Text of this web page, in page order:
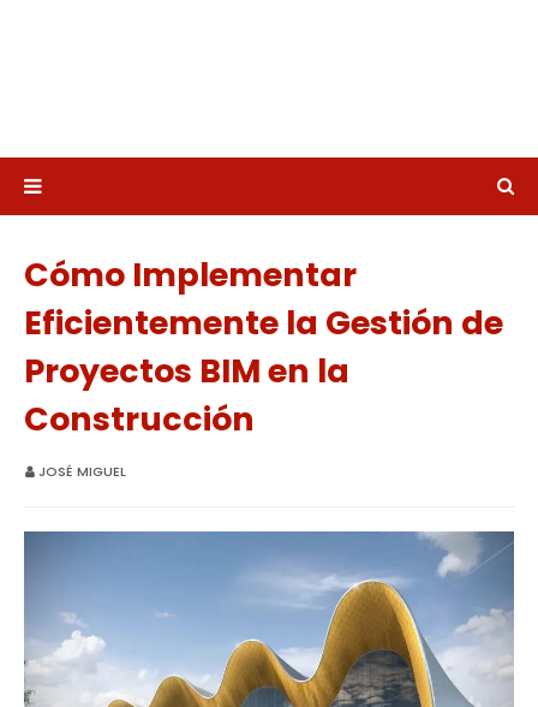
Cómo Implementar
Eficientemente la Gestión de
Proyectos BIM en la
Construcción
JOSÉ MIGUEL